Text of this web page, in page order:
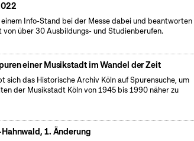
Info-Stand bei der Messe dabei und beantworten
von über 30 Ausbildungs- und Studienberufen.
einer Musikstadt im Wandel der Zeit
sich das Historische Archiv Köln auf Spurensuche, um
der Musikstadt Köln von 1945 bis 1990 näher zu
1. Änderung